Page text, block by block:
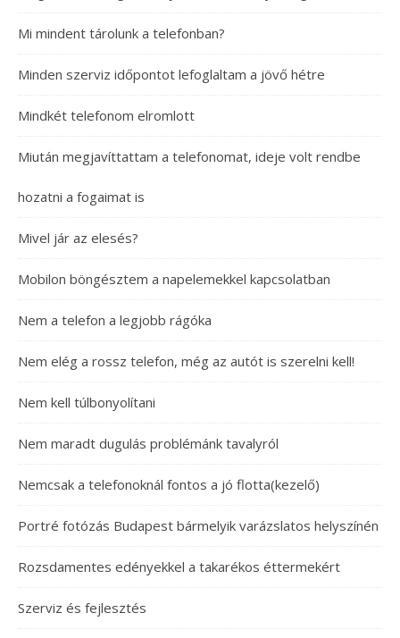
Mi mindent tárolunk a telefonban?
Minden szerviz időpontot lefoglaltam a jövő hétre
Mindkét telefonom elromlott
Miután megjavíttattam a telefonomat, ideje volt rendbe
hozatni a fogaimat is
Mivel jár az elesés?
Mobilon böngésztem a napelemekkel kapcsolatban
Nem a telefon a legjobb rágóka
Nem elég a rossz telefon, még az autót is szerelni kell!
Nem kell túlbonyolítani
Nem maradt dugulás problémánk tavalyról
Nemcsak a telefonoknál fontos a jó flotta(kezelő)
Portré fotózás Budapest bármelyik varázslatos helyszínén
Rozsdamentes edényekkel a takarékos éttermekért
Szerviz és fejlesztés